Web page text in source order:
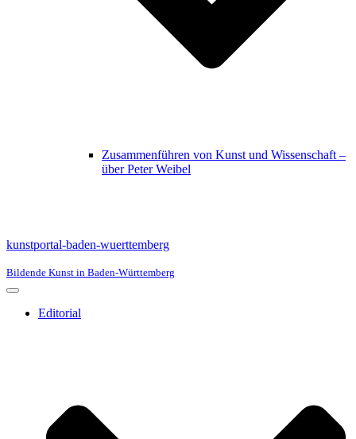
Zusammenführen von Kunst und Wissenschaft –
über Peter Weibel
kunstportal-baden-wuerttemberg
Bildende Kunst in Baden-Württemberg
Navigationsmenü
Editorial